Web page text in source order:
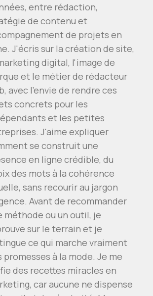
entre rédaction,
de contenu et
de projets en
J'écris sur la création de site,
digital, l'image de
et le métier de rédacteur
avec l'envie de rendre ces
concrets pour les
et les petites
J'aime expliquer
se construit une
en ligne crédible, du
des mots à la cohérence
sans recourir au jargon
Avant de recommander
méthode ou un outil, je
sur le terrain et je
ce qui marche vraiment
promesses à la mode. Je me
des recettes miracles en
car aucune ne dispense